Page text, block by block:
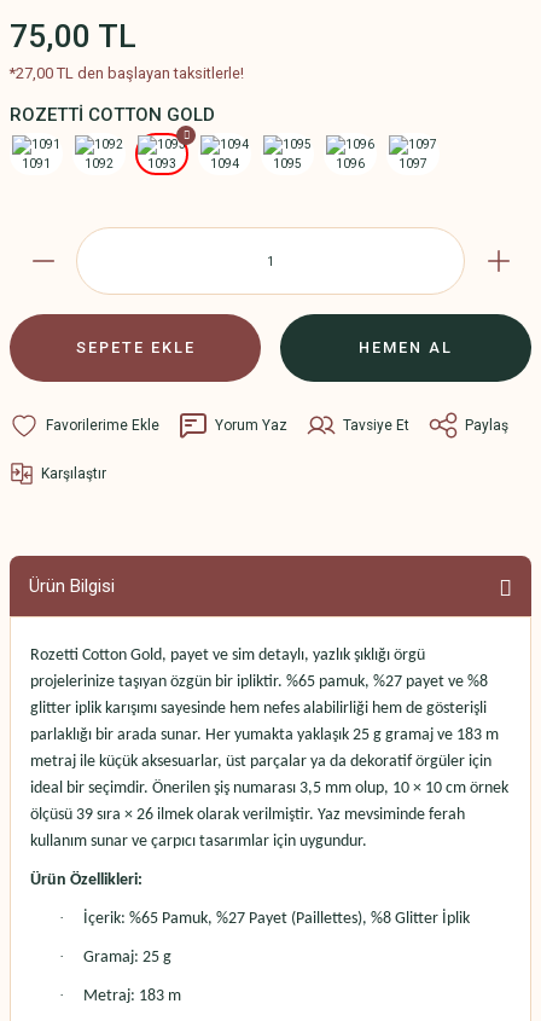
75,00 TL
*27,00 TL den başlayan taksitlerle!
ROZETTİ COTTON GOLD
SEPETE EKLE HEMEN AL
Yorum Yaz Tavsiye Et Paylaş
Karşılaştır
Ürün Bilgisi
Rozetti Cotton Gold, payet ve sim detaylı, yazlık şıklığı örgü
projelerinize taşıyan özgün bir ipliktir. %65 pamuk, %27 payet ve %8
glitter iplik karışımı sayesinde hem nefes alabilirliği hem de gösterişli
parlaklığı bir arada sunar. Her yumakta yaklaşık 25 g gramaj ve 183 m
metraj ile küçük aksesuarlar, üst parçalar ya da dekoratif örgüler için
ideal bir seçimdir. Önerilen şiş numarası 3,5 mm olup, 10 × 10 cm örnek
ölçüsü 39 sıra × 26 ilmek olarak verilmiştir. Yaz mevsiminde ferah
kullanım sunar ve çarpıcı tasarımlar için uygundur.
Ürün Özellikleri:
· İçerik: %65 Pamuk, %27 Payet (Paillettes), %8 Glitter İplik
· Gramaj: 25 g
· Metraj: 183 m